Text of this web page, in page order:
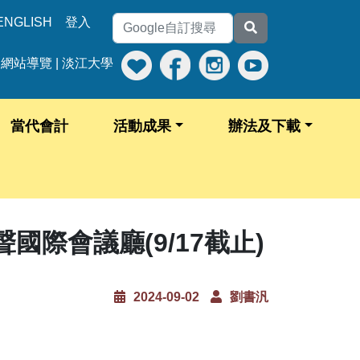
登入
網站導覽 淡江大學
當代會計 活動成果 辦法及下載
國際會議廳(9/17截止)
2024-09-02 劉書汎